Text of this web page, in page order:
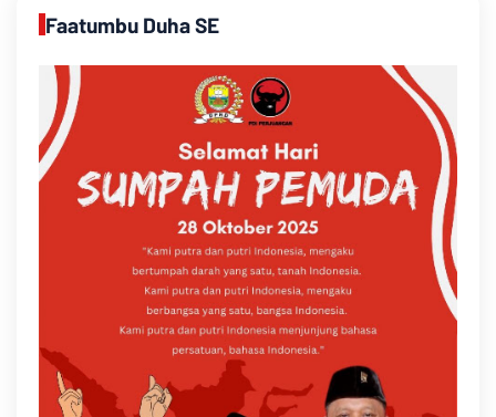
Faatumbu Duha SE